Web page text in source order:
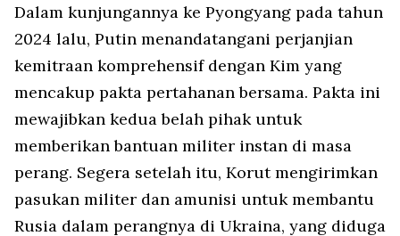
Dalam kunjungannya ke Pyongyang pada tahun
2024 lalu, Putin menandatangani perjanjian
kemitraan komprehensif dengan Kim yang
mencakup pakta pertahanan bersama. Pakta ini
mewajibkan kedua belah pihak untuk
memberikan bantuan militer instan di masa
perang. Segera setelah itu, Korut mengirimkan
pasukan militer dan amunisi untuk membantu
Rusia dalam perangnya di Ukraina, yang diduga